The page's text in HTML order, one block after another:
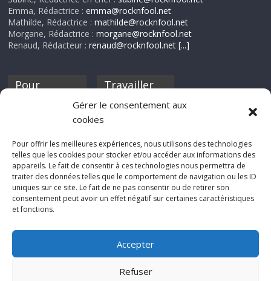
Gérer le consentement aux
cookies
Pour offrir les meilleures expériences, nous utilisons des technologies
telles que les cookies pour stocker et/ou accéder aux informations des
appareils. Le fait de consentir à ces technologies nous permettra de
traiter des données telles que le comportement de navigation ou les ID
uniques sur ce site. Le fait de ne pas consentir ou de retirer son
consentement peut avoir un effet négatif sur certaines caractéristiques
et fonctions.
Accepter
Refuser
Emma, Rédactrice :emma@rocknfool.net
Mathilde, Rédactrice :mathilde@rocknfool.net
Morgane, Rédactrice :morgane@rocknfool.net
Renaud, Rédacteur :renaud@rocknfool.net [...]
Pour
discothèque
Travailler
Si tu souhaites
Rocknfool, n'hésite
pas à nous envoyer
tes chroniques de
concerts, de films,
séries ou des billets
d'humeur :